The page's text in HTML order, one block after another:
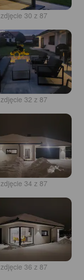
zdjęcie 30 z 87
zdjęcie 32 z 87
zdjęcie 34 z 87
zdjęcie 36 z 87